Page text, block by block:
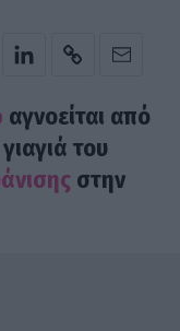
αγνοείται από
του
στην